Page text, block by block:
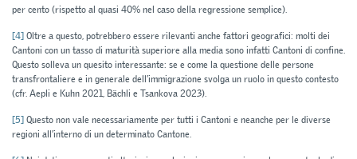
per cento (rispetto al quasi 40% nel caso della regressione semplice).
[4]Oltre a questo, potrebbero essere rilevanti anche fattori geografici: molti dei
Cantoni con un tasso di maturità superiore alla media sono infatti Cantoni di confine.
Questo solleva un quesito interessante: se e come la questione delle persone
transfrontaliere e in generale dell’immigrazione svolga un ruolo in questo contesto
(cfr. Aepli e Kuhn 2021, Bächli e Tsankova 2023).
[5]Questo non vale necessariamente per tutti i Cantoni e neanche per le diverse
regioni all’interno di un determinato Cantone.